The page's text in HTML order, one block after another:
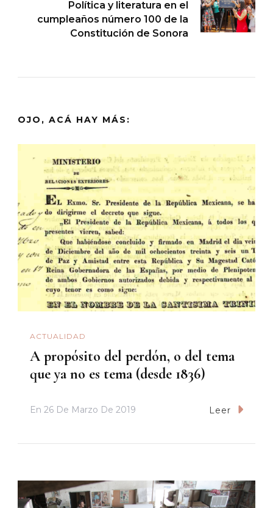
Política y literatura en el
cumpleaños número 100 de la
Constitución de Sonora
OJO, ACÁ HAY MÁS:
ACTUALIDAD
A propósito del perdón, o del tema
que ya no es tema (desde 1836)
En 26 De Marzo De 2019 Leer